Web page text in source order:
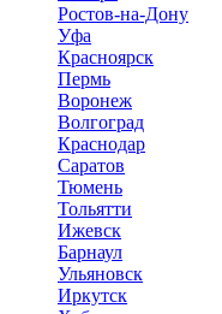
Ростов-на-Дону
Уфа
Красноярск
Пермь
Воронеж
Волгоград
Краснодар
Саратов
Тюмень
Тольятти
Ижевск
Барнаул
Ульяновск
Иркутск